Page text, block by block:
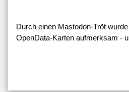
Durch einen Mastodon-Tröt
OpenData-Karten aufmerksam -